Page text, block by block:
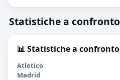
Statistiche a confronto
📊 Statistiche a confronto
Atletico
Madrid